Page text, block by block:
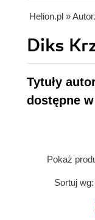
Helion.pl »
Diks
Tytuły
dostępne
Pokaż
Sortuj wg: